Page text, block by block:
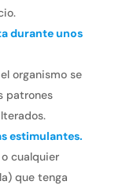
durante unos
organismo se
patrones
estimulantes.
cualquier
que tenga